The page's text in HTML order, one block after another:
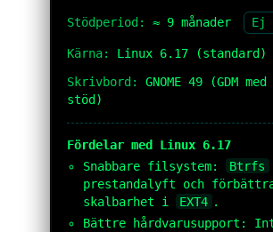
Stödperiod: ≈ 9 månader Ej
Kärna:
Linux 6.17 (standard)
Skrivbord:
GNOME 49 (GDM
stöd)
Fördelar med Linux 6.17
Snabbare filsystem:
Btrfs
prestandalyft och
skalbarhet i
EXT4 .
Bättre hårdvarusupport: